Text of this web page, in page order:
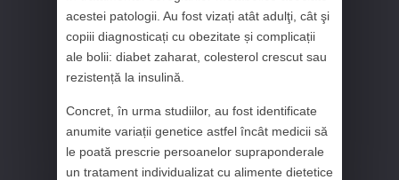
acestei patologii. Au fost vizați atât adulţi, cât şi
copiii diagnosticați cu obezitate și complicații
ale bolii: diabet zaharat, colesterol crescut sau
rezistență la insulină.
Concret, în urma studiilor, au fost identificate
anumite variații genetice astfel încât medicii să
le poată prescrie persoanelor supraponderale
un tratament individualizat cu alimente dietetice